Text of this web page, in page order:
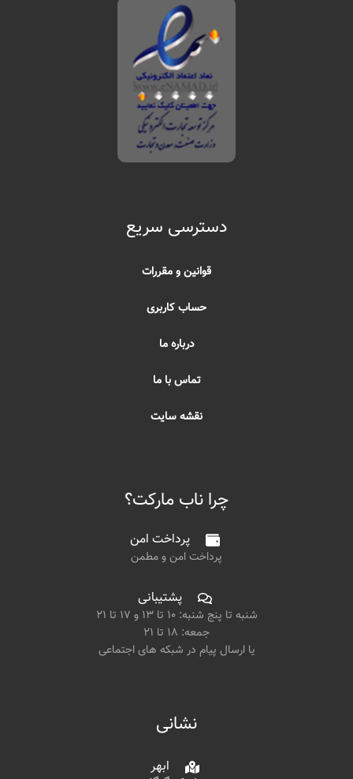
دسترسی سریع
قوانین و مقررات
حساب کاربری
درباره ما
تماس با ما
نقشه سایت
چرا ناب مارکت؟
پرداخت امن
پرداخت امن و مطمن
پشتیبانی
شنبه تا پنج شنبه: ۱۰ تا ۱۳ و ۱۷ تا ۲۱
جمعه: ۱۸ تا ۲۱
یا ارسال پیام در شبکه های اجتماعی
نشانی
ابهر